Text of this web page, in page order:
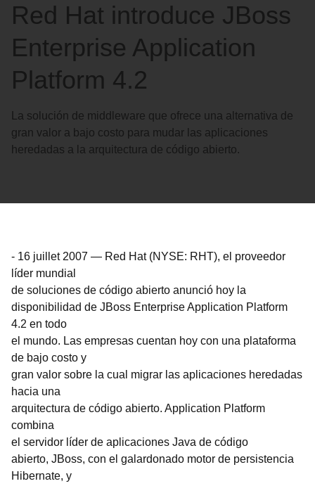
Red Hat introduce JBoss
Enterprise Application
Platform 4.2
La solución de middleware que ofrece una alternativa de
gran valor a bajo costo para mudar las aplicaciones
heredadas a la arquitectura de código abierto.
- 16 juillet 2007 — Red Hat (NYSE: RHT), el proveedor
líder mundial
de soluciones de código abierto anunció hoy la
disponibilidad de JBoss Enterprise Application Platform
4.2 en todo
el mundo. Las empresas cuentan hoy con una plataforma
de bajo costo y
gran valor sobre la cual migrar las aplicaciones heredadas
hacia una
arquitectura de código abierto. Application Platform
combina
el servidor líder de aplicaciones Java de código
abierto, JBoss, con el galardonado motor de persistencia
Hibernate, y